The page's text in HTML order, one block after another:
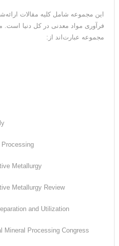
این مجموعه شامل کلیه مقالات
فرآوری مواد معدنی در کل دنیا است.
مجموعه عبارت‌اند از:
Processing
Metallurgy
Metallurgy Review
and Utilization
Mineral Processing Congress